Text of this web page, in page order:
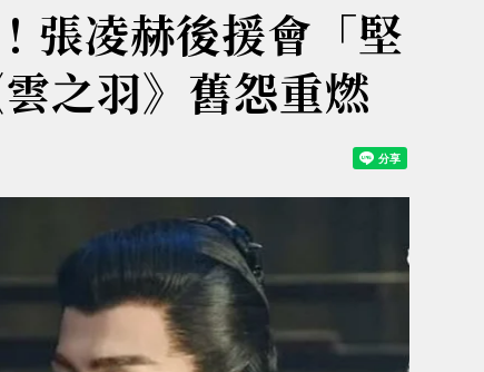
張凌赫後援會「堅
之羽》舊怨重燃